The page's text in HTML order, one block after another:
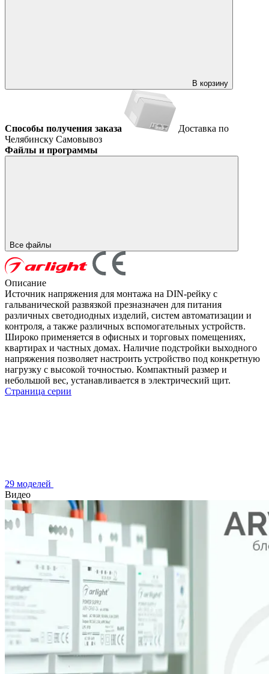
В корзину
Способы получения заказа
Доставка по
Челябинску Самовывоз
Файлы и программы
Все файлы
Описание
Источник напряжения для монтажа на DIN-рейку с
гальванической развязкой презназначен для питания
различных светодиодных изделий, систем автоматизации и
контроля, а также различных вспомогательных устройств.
Широко применяется в офисных и торговых помещениях,
квартирах и частных домах. Наличие подстройки выходного
напряжения позволяет настроить устройство под конкретную
нагрузку с высокой точностью. Компактный размер и
небольшой вес, устанавливается в электрический щит.
Страница серии
29 моделей
Видео